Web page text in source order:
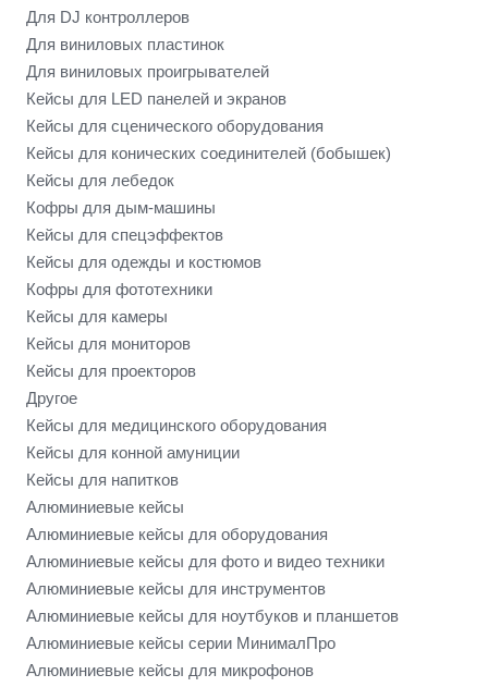
Для DJ контроллеров
Для виниловых пластинок
Для виниловых проигрывателей
Кейсы для LED панелей и экранов
Кейсы для сценического оборудования
Кейсы для конических соединителей (бобышек)
Кейсы для лебедок
Кофры для дым-машины
Кейсы для спецэффектов
Кейсы для одежды и костюмов
Кофры для фототехники
Кейсы для камеры
Кейсы для мониторов
Кейсы для проекторов
Другое
Кейсы для медицинского оборудования
Кейсы для конной амуниции
Кейсы для напитков
Алюминиевые кейсы
Алюминиевые кейсы для оборудования
Алюминиевые кейсы для фото и видео техники
Алюминиевые кейсы для инструментов
Алюминиевые кейсы для ноутбуков и планшетов
Алюминиевые кейсы серии МинималПро
Алюминиевые кейсы для микрофонов